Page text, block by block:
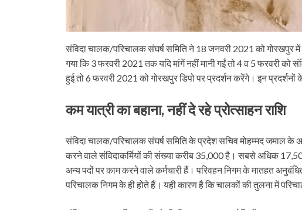
संविदा चालक/परिचालक संघर्ष समिति ने 18 जनवरी 2021 को गोरखपुर
गया कि 3 फरवरी 2021 तक यदि मांगें नहीं मानी गईं तो 4 व 5 फरवरी को
हुई तो 6 फरवरी 2021 को गोरखपुर डिपो पर प्रदर्शन करेंगे। इन प्रदर्शनों के
कम यात्री का बहाना, नहीं दे रहे प्रोत्साहन राशि
संविदा चालक/परिचालक संघर्ष समिति के प्रदेश सचिव मोहम्मद जमाल के
करने वाले संविदाकर्मियों की संख्या करीब 35,000 है। सबसे अधिक
अन्य पदों पर काम करने वाले कर्मचारी हैं। परिवहन निगम के मातहत
परिचालक निगम के ही होते हैं। यही कारण है कि चालकों की तुलना में